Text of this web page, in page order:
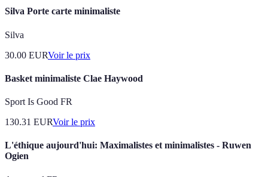
Silva Porte carte minimaliste
Silva
30.00 EURVoir le prix
Basket minimaliste Clae Haywood
Sport Is Good FR
130.31 EURVoir le prix
L'éthique aujourd'hui: Maximalistes et minimalistes - Ruwen
Ogien